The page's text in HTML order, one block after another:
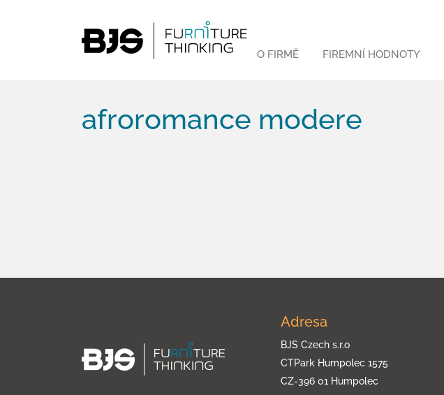
O FIRMĚ FIREMNÍ HODNOTY
afroromance modere
Adresa
BJS Czech s.r.o
CTPark Humpolec 1575
CZ-396 01 Humpolec